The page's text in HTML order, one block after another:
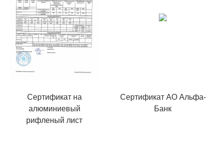
Сертификат на
алюминиевый
рифленый лист
Сертификат АО Альфа-
Банк